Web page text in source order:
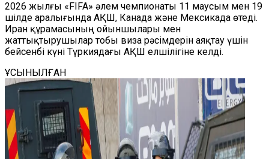
2026 жылғы «FIFA» әлем чемпионаты 11 маусым мен 19
шілде аралығында АҚШ, Канада және Мексикада өтеді.
Иран құрамасының ойыншылары мен
жаттықтырушылар тобы виза рәсімдерін аяқтау үшін
бейсенбі күні Түркиядағы АҚШ елшілігіне келді.
ҰСЫНЫЛҒАН